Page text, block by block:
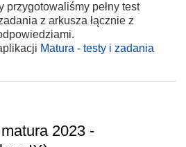
przygotowaliśmy pełny test
z arkusza łącznie z
Matura - testy i zadania
2023 -